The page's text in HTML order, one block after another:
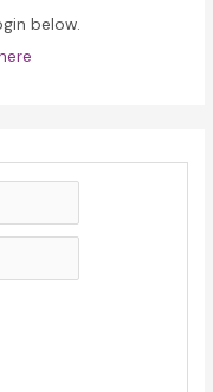
below.